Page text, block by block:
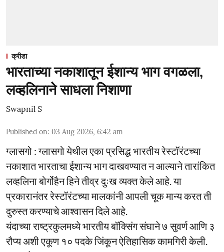
क्रीडा
भारताच्या नकाशातून ईशान्य भाग वगळला,
लव्हलिनाने साधला निशाणा
Swapnil S
Published on: 03 Aug 2026, 6:42 am
ग्लासगो : ग्लासगो येथील एका प्रसिद्ध भारतीय रेस्टॉरंटच्या
नकाशात भारताचा ईशान्य भाग दाखवण्यात न आल्याने तारांकित
लव्हलिना बोर्गोहैन हिने तीव्र दुःख व्यक्त केले आहे. या
प्रकारानंतर रेस्टॉरंटच्या मालकांनी आपली चूक मान्य करत ती
दुरुस्त करण्याचे आश्वासन दिले आहे.
यंदाच्या राष्ट्रकुलमध्ये भारतीय बॉक्सिंग संघाने ७ सुवर्ण आणि ३
रौप्य अशी एकूण १० पदके जिंकून ऐतिहासिक कामगिरी केली.